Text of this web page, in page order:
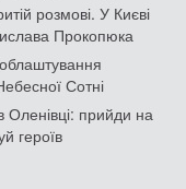
розмові. У Києві
Прокопюка
Сотні
Оленівці: прийди на
героїв